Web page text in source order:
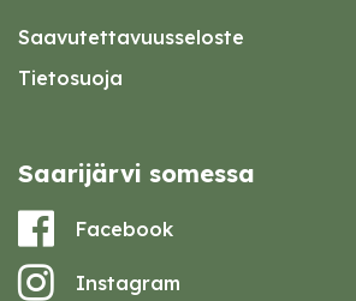
Saavutettavuusseloste
Tietosuoja
Saarijärvi somessa
Facebook
Instagram